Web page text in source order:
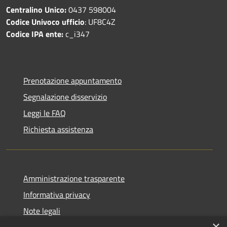
Centralino Unico:0437 598004
Codice Univoco ufficio: UF8C4Z
Codice IPA ente:c_i347
Prenotazione appuntamento
Segnalazione disservizio
Leggi le FAQ
Richiesta assistenza
Amministrazione trasparente
Informativa privacy
Note legali